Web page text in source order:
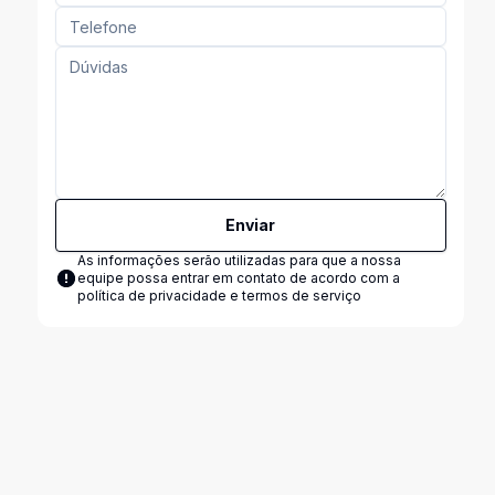
Enviar
As informações serão utilizadas para que a nossa
equipe possa entrar em contato de acordo com a
política de privacidade e termos de serviço